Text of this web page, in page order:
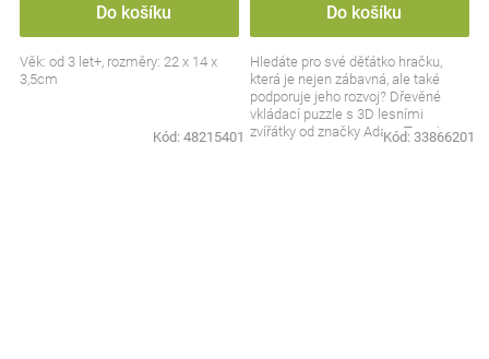
Do košíku
Věk: od 3 let+, rozměry: 22 x 14 x
3,5cm
Kód: 48215401
Do košíku
Hledáte pro své děťátko hračku,
která je nejen zábavná, ale také
podporuje jeho rozvoj? Dřevěné
vkládací puzzle s 3D lesními
zvířátky od značky Adam Toys je
Kód: 33866201